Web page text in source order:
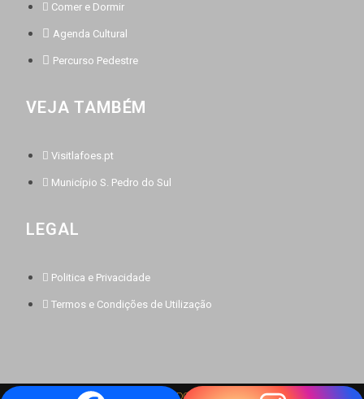
Comer e Dormir
Agenda Cultural
Percurso Pedestre
VEJA TAMBÉM
Visitlafoes.pt
Município S. Pedro do Sul
LEGAL
Politica e Privacidade
Termos e Condições de Utilização
PAGINADOZE